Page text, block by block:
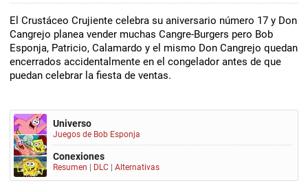
El Crustáceo Crujiente celebra su aniversario número 17 y Don
Cangrejo planea vender muchas Cangre-Burgers pero Bob
Esponja, Patricio, Calamardo y el mismo Don Cangrejo quedan
encerrados accidentalmente en el congelador antes de que
puedan celebrar la fiesta de ventas.
Universo
Juegos de Bob Esponja
Conexiones
Resumen DLC Alternativas